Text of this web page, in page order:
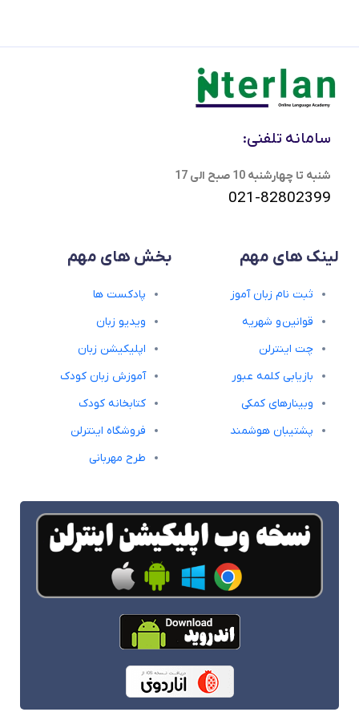
سامانه تلفنی:
شنبه تا چهارشنبه 10 صبح الی 17
021-82802399
لینک های مهم
ثبت نام زبان آموز
قوانین و شهریه
چت اینترلن
بازیابی کلمه عبور
وبینارهای کمکی
پشتیبان هوشمند
بخش های مهم
پادکست ها
ویدیو زبان
اپلیکیشن زبان
آموزش زبان کودک
کتابخانه کودک
فروشگاه اینترلن
طرح مهربانی